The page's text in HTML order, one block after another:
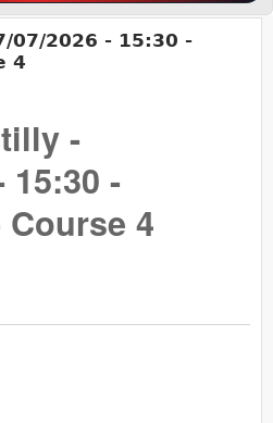
07/2026 - 15:30 -
4
-
15:30 -
4